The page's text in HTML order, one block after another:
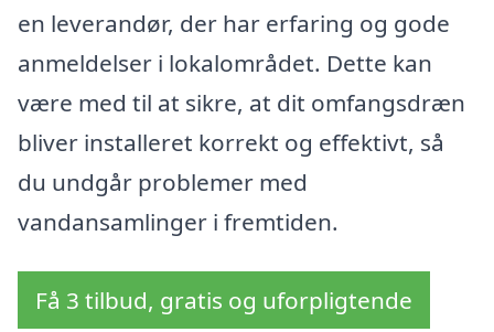
en leverandør, der har erfaring og gode
anmeldelser i lokalområdet. Dette kan
være med til at sikre, at dit omfangsdræn
bliver installeret korrekt og effektivt, så
du undgår problemer med
vandansamlinger i fremtiden.
Få 3 tilbud, gratis og uforpligtende